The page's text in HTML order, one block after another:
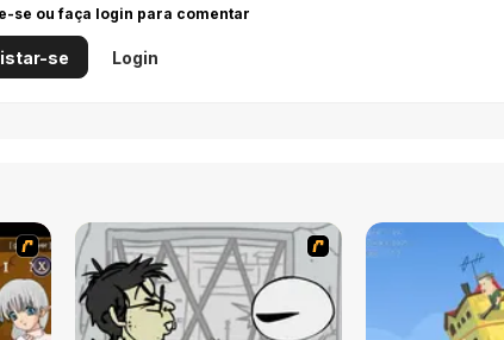
se ou faça login para comentar
se Login